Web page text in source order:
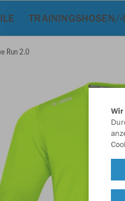
TRAININGSHOSEN/-
Run 2.0
Wir